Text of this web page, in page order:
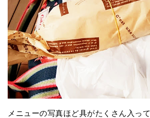
メニューの写真ほど具がたくさん入っ